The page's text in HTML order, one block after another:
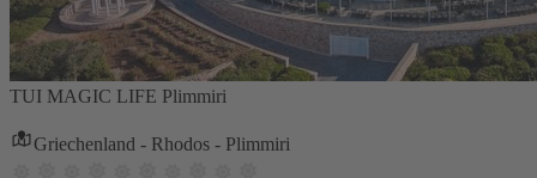
TUI MAGIC LIFE Plimmiri
Griechenland - Rhodos - Plimmiri